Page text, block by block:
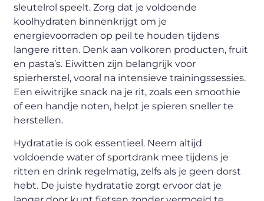
sleutelrol speelt. Zorg dat je voldoende
koolhydraten binnenkrijgt om je
energievoorraden op peil te houden tijdens
langere ritten. Denk aan volkoren producten, fruit
en pasta’s. Eiwitten zijn belangrijk voor
spierherstel, vooral na intensieve trainingssessies.
Een eiwitrijke snack na je rit, zoals een smoothie
of een handje noten, helpt je spieren sneller te
herstellen.
Hydratatie is ook essentieel. Neem altijd
voldoende water of sportdrank mee tijdens je
ritten en drink regelmatig, zelfs als je geen dorst
hebt. De juiste hydratatie zorgt ervoor dat je